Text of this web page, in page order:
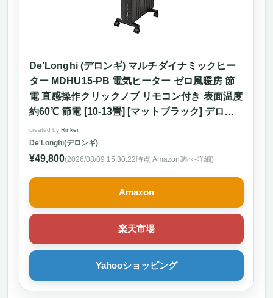
ー「アイリスオーヤマ POH-1210KS-W」
スタイリッシュさと機能性を両立した一台
インテリアに馴染む上品なデザイン
出力3段階＆温度調整で快適な暖かさをキー
プ
使いやすく、移動もスムーズ
こんな人にはおすすめ／こんな人にはおすす
De’Longhi (デロンギ) マルチダイナミックヒー
ター MDHU15-PB 電気ヒーター ゼロ風暖房 節
電 直感操作クリックノブ リモコン付き 表面温度
約60℃ 節電 [10-13畳] [マットブラック] デロン
ギファミリー登録で5年保証
created by Rinker
De'Longhi(デロンギ)
¥49,800(2026/08/09 15:30:22時点 Amazon調べ-詳細)
Amazon
楽天市場
Yahooショッピング